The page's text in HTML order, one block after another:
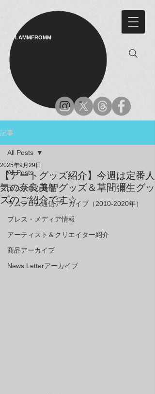
LAMMFROMM​
記事
All Posts
ラムフロム通信
ラムフロム通信アーカイブ（2010-2020年）
プレス・メディア情報
アーティスト＆クリエイター紹介
商品アーカイブ
News Letterアーカイブ
All Posts
【アートグッズ紹介】今週は定番人
気の奈良美智グッズ＆草間彌生グッ
ズのご紹介です☆
2025年9月29日